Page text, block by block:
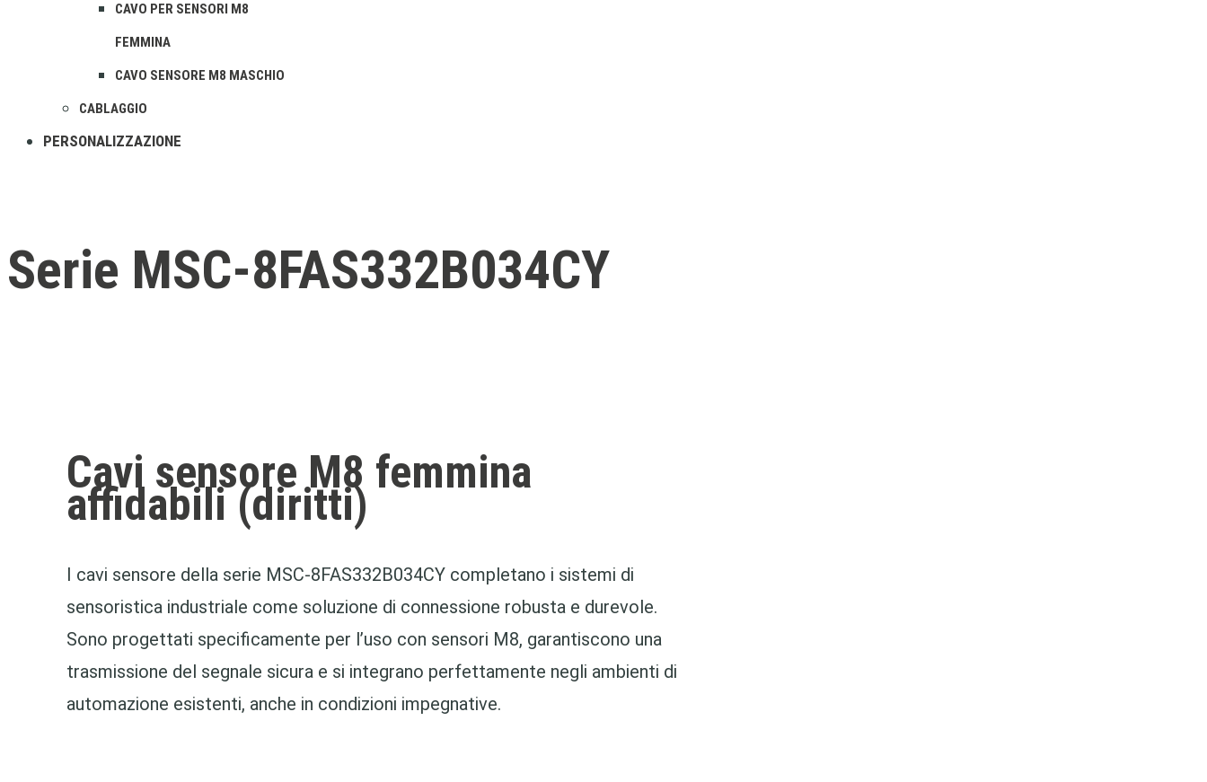
CAVO PER SENSORI M8
FEMMINA
CAVO SENSORE M8 MASCHIO
CABLAGGIO
PERSONALIZZAZIONE
Serie MSC-8FAS332B034CY
Cavi sensore M8 femmina
affidabili (diritti)
I cavi sensore della serie MSC‑8FAS332B034CY completano i sistemi di
sensoristica industriale come soluzione di connessione robusta e durevole.
Sono progettati specificamente per l’uso con sensori M8, garantiscono una
trasmissione del segnale sicura e si integrano perfettamente negli ambienti di
automazione esistenti, anche in condizioni impegnative.